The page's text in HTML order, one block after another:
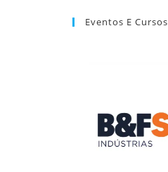
Eventos E Cursos